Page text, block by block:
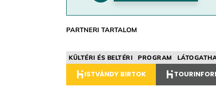
PARTNERI TARTALOM
KÜLTÉRI ÉS BELTÉRI PROGRAM
ISTVÁNDY BIRTOK